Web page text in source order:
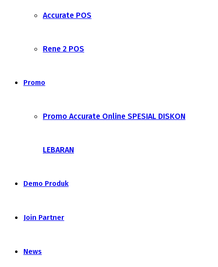
Accurate POS
Rene 2 POS
Promo
Promo Accurate Online SPESIAL DISKON
LEBARAN
Demo Produk
Join Partner
News